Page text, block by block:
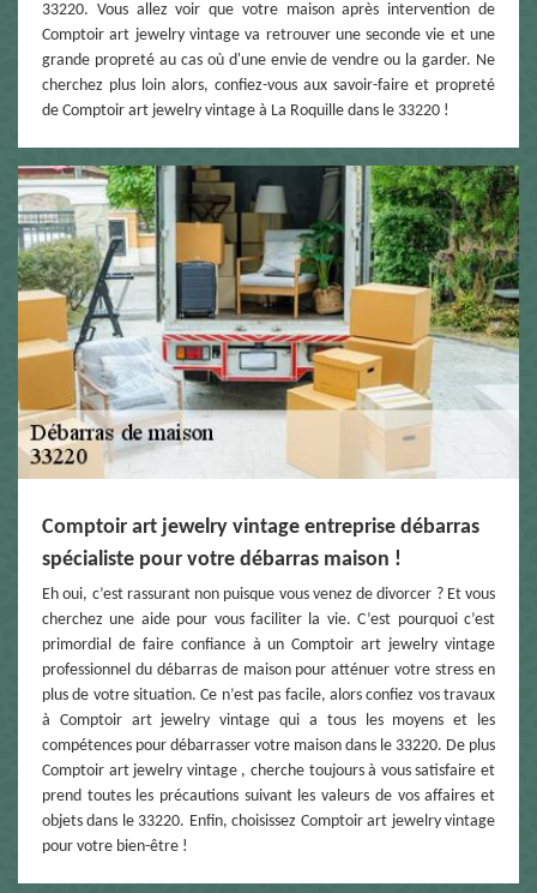
33220. Vous allez voir que votre maison après intervention de
Comptoir art jewelry vintage va retrouver une seconde vie et une
grande propreté au cas où d'une envie de vendre ou la garder. Ne
cherchez plus loin alors, confiez-vous aux savoir-faire et propreté
de Comptoir art jewelry vintage à La Roquille dans le 33220 !
Comptoir art jewelry vintage entreprise débarras
spécialiste pour votre débarras maison !
Eh oui, c’est rassurant non puisque vous venez de divorcer ? Et vous
cherchez une aide pour vous faciliter la vie. C’est pourquoi c’est
primordial de faire confiance à un Comptoir art jewelry vintage
professionnel du débarras de maison pour atténuer votre stress en
plus de votre situation. Ce n’est pas facile, alors confiez vos travaux
à Comptoir art jewelry vintage qui a tous les moyens et les
compétences pour débarrasser votre maison dans le 33220. De plus
Comptoir art jewelry vintage , cherche toujours à vous satisfaire et
prend toutes les précautions suivant les valeurs de vos affaires et
objets dans le 33220. Enfin, choisissez Comptoir art jewelry vintage
pour votre bien-être !